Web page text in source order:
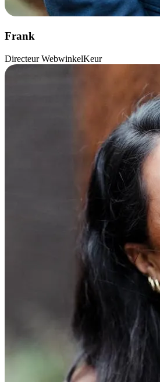
Frank
Directeur WebwinkelKeur